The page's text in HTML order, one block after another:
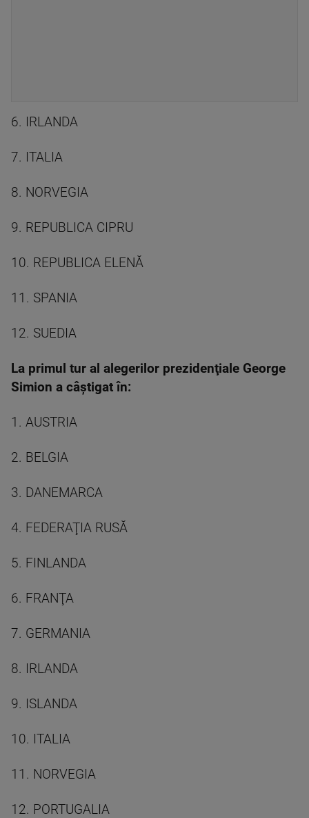
6. IRLANDA
7. ITALIA
8. NORVEGIA
9. REPUBLICA CIPRU
10. REPUBLICA ELENĂ
11. SPANIA
12. SUEDIA
La primul tur al alegerilor prezidenţiale George
Simion a câştigat în:
1. AUSTRIA
2. BELGIA
3. DANEMARCA
4. FEDERAŢIA RUSĂ
5. FINLANDA
6. FRANŢA
7. GERMANIA
8. IRLANDA
9. ISLANDA
10. ITALIA
11. NORVEGIA
12. PORTUGALIA